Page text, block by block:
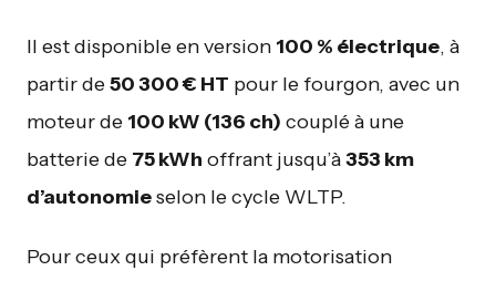
Il est disponible en version 100 % électrique, à
partir de50 300 € HT pour le fourgon, avec un
moteur de 100 kW (136 ch) couplé à une
batterie de 75 kWh offrant jusqu’à353 km
d’autonomieselon le cycle WLTP.
Pour ceux qui préfèrent la motorisation